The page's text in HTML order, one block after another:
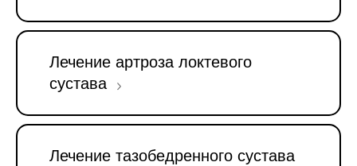
Лечение артроза локтевого
сустава
Лечение тазобедренного сустава